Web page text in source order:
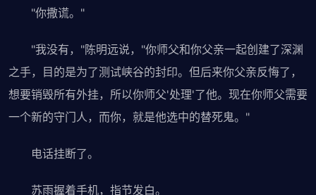
"你撒谎。"
"我没有，"陈明远说，"你师父和你父亲一起创建了深渊
之手，目的是为了测试峡谷的封印。但后来你父亲反悔了，
想要销毁所有外挂，所以你师父'处理'了他。现在你师父需要
一个新的守门人，而你，就是他选中的替死鬼。"
电话挂断了。
苏雨握着手机，指节发白。